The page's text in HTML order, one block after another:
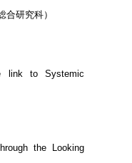
合研究科）
link to Systemic
the Looking